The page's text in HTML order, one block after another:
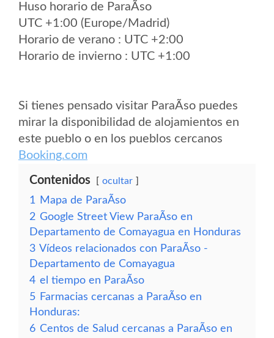
Huso horario de ParaÃ­so
UTC +1:00 (Europe/Madrid)
Horario de verano : UTC +2:00
Horario de invierno : UTC +1:00
Si tienes pensado visitar ParaÃ­so puedes
mirar la disponibilidad de alojamientos en
este pueblo o en los pueblos cercanos
Booking.com
Contenidos ocultar
1
Mapa de ParaÃ­so
2 Google Street View ParaÃ­so en
Departamento de Comayagua en Honduras
3 Vídeos relacionados con ParaÃ­so -
Departamento de Comayagua
4 el tiempo en ParaÃ­so
5 Farmacias cercanas a ParaÃ­so en
Honduras:
6 Centos de Salud cercanas a ParaÃ­so en